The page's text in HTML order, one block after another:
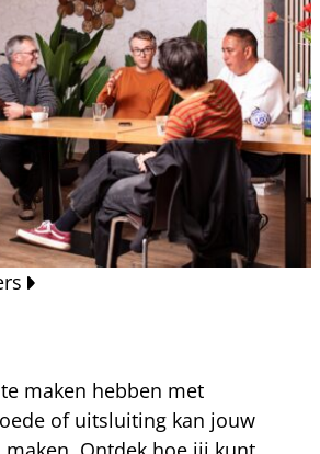
maken hebben met
of uitsluiting kan jouw